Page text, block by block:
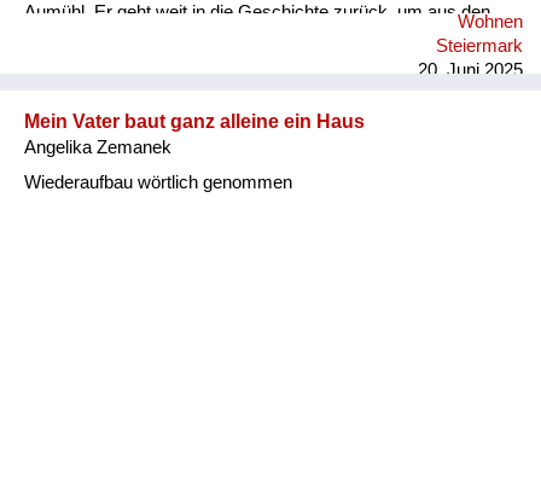
Wohnen
Aumühl. Er geht weit in die Geschichte zurück, um aus den
Dokumenten der Archive frühere Jahrhunderte ins Blickfeld zu
rücken. Sobald aber die moderne Industriegesellschaft
Qualität dieses neuen historischen Arbeitens sichtbar. Im
Leben in der Kolonie verschränken sich Beruf, Alltag, Kultur
und Familie zu einem bunten Bild, werden Lebensschicksale
un...
Wohnen
Steiermark
20. Juni 2025
Mein Vater baut ganz alleine ein Haus
Angelika Zemanek
Wiederaufbau wörtlich genommen